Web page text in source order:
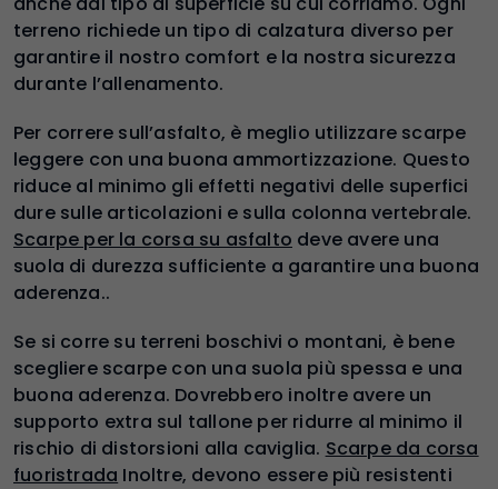
terreno richiede un tipo di calzatura diverso per
garantire il nostro comfort e la nostra sicurezza
durante l’allenamento.
Per correre sull’asfalto, è meglio utilizzare scarpe
leggere con una buona ammortizzazione. Questo
riduce al minimo gli effetti negativi delle superfici
dure sulle articolazioni e sulla colonna vertebrale.
Scarpe per la corsa su asfalto deve avere una
suola di durezza sufficiente a garantire una buona
aderenza..
Se si corre su terreni boschivi o montani, è bene
scegliere scarpe con una suola più spessa e una
buona aderenza. Dovrebbero inoltre avere un
supporto extra sul tallone per ridurre al minimo il
rischio di distorsioni alla caviglia. Scarpe da corsa
fuoristrada Inoltre, devono essere più resistenti